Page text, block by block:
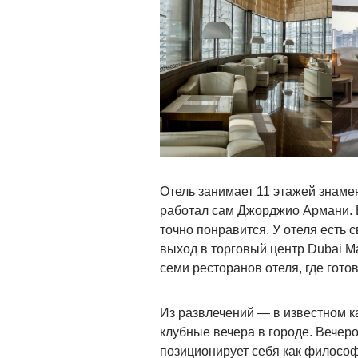
Отель занимает 11 этажей
работал сам Джорджио Армани.
точно понравится. У отеля
выход в торговый центр Dubai
семи ресторанов отеля, где
Из развлечений — в известном
клубные вечера в городе.
позиционирует себя как